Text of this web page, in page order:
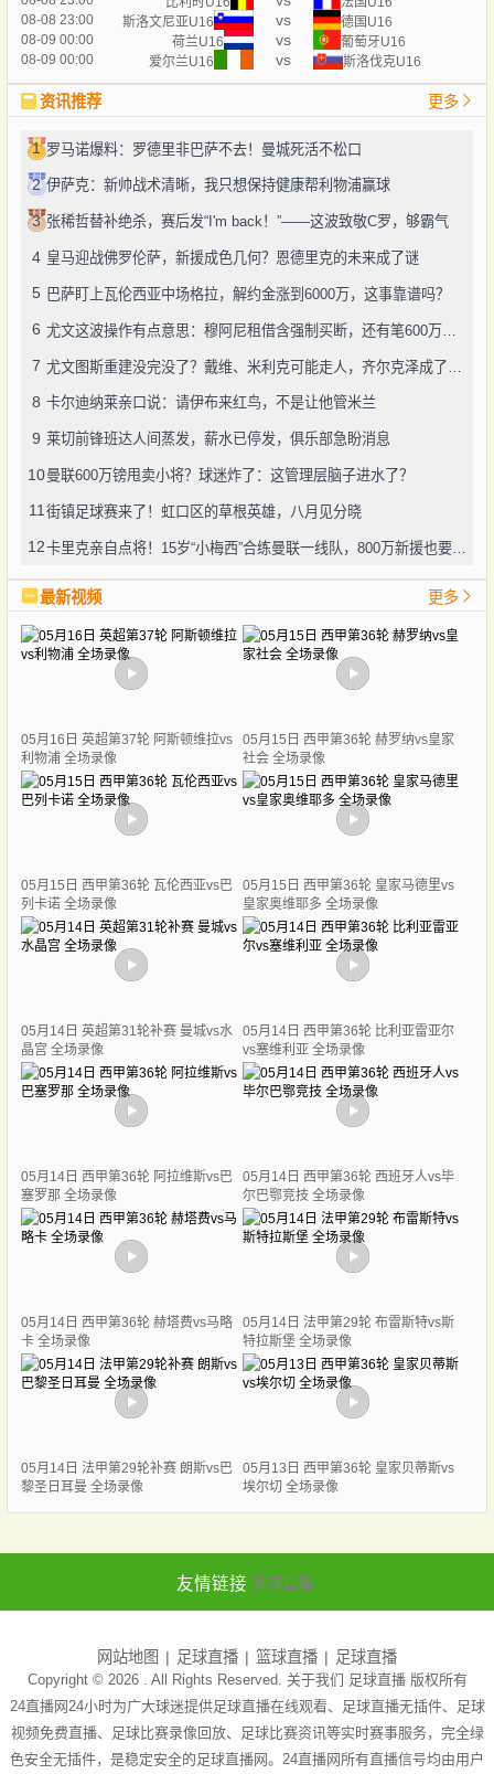
08-08 23:00
斯洛文尼亚U16 vs
德国U16
08-09 00:00
荷兰U16 vs
葡萄牙U16
08-09 00:00
爱尔兰U16 vs 斯洛伐克U16
资讯推荐 更多
1 罗马诺爆料：罗德里非巴萨不去！曼城死活不松口
2 伊萨克：新帅战术清晰，我只想保持健康帮利物浦赢球
3 张稀哲替补绝杀，赛后发“I'm back！”——这波致敬C罗，够霸气
4 皇马迎战佛罗伦萨，新援成色几何？恩德里克的未来成了谜
5 巴萨盯上瓦伦西亚中场格拉，解约金涨到6000万，这事靠谱吗？
6
7
8 卡尔迪纳莱亲口说：请伊布来红鸟，不是让他管米兰
9 莱切前锋班达人间蒸发，薪水已停发，俱乐部急盼消息
10曼联600万镑甩卖小将？球迷炸了：这管理层脑子进水了？
11街镇足球赛来了！虹口区的草根英雄，八月见分晓
12 卡里克亲自点将！15岁“小梅西”合练曼联一线队，800万新援也要露脸
最新视频 更多
05月16日 英超第37轮 阿斯顿维拉vs
利物浦 全场录像
05月15日 西甲第36轮 赫罗纳vs皇家
社会 全场录像
05月15日 西甲第36轮 瓦伦西亚vs巴
列卡诺 全场录像
05月15日 西甲第36轮 皇家马德里vs
皇家奥维耶多 全场录像
05月14日 英超第31轮补赛 曼城vs水
晶宫 全场录像
05月14日 西甲第36轮 比利亚雷亚尔
vs塞维利亚 全场录像
05月14日 西甲第36轮 阿拉维斯vs巴
塞罗那 全场录像
05月14日 西甲第36轮 西班牙人vs毕
尔巴鄂竞技 全场录像
05月14日 西甲第36轮 赫塔费vs马略
卡 全场录像
05月14日 法甲第29轮 布雷斯特vs斯
特拉斯堡 全场录像
05月14日 法甲第29轮补赛 朗斯vs巴
黎圣日耳曼 全场录像
05月13日 西甲第36轮 皇家贝蒂斯vs
埃尔切 全场录像
友情链接 足球直播
网站地图 足球直播 篮球直播 足球直播
Copyright © 2026 . All Rights Reserved. 关于我们 足球直播版权所有
24直播网24小时为广大球迷提供足球直播在线观看、足球直播无插件、足球
视频免费直播、足球比赛录像回放、足球比赛资讯等实时赛事服务，完全绿
色安全无插件，是稳定安全的足球直播网。24直播网所有直播信号均由用户